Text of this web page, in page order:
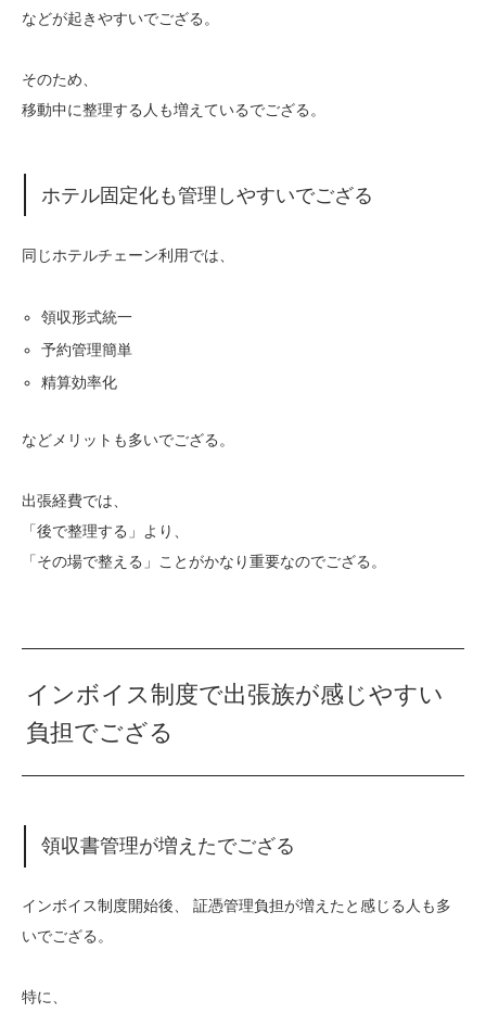
などが起きやすいでござる。
そのため、
移動中に整理する人も増えているでござる。
ホテル固定化も管理しやすいでござる
同じホテルチェーン利用では、
領収形式統一
予約管理簡単
精算効率化
などメリットも多いでござる。
出張経費では、
「後で整理する」より、
「その場で整える」ことがかなり重要なのでござる。
インボイス制度で出張族が感じやすい
負担でござる
領収書管理が増えたでござる
インボイス制度開始後、 証憑管理負担が増えたと感じる人も多
いでござる。
特に、